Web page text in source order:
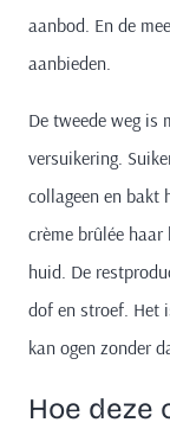
aanbod. En de
aanbieden.
De tweede weg is
versuikering.
collageen en bakt
crème brûlée
huid. De
dof en stroef. Het
kan ogen zonder
Hoe deze